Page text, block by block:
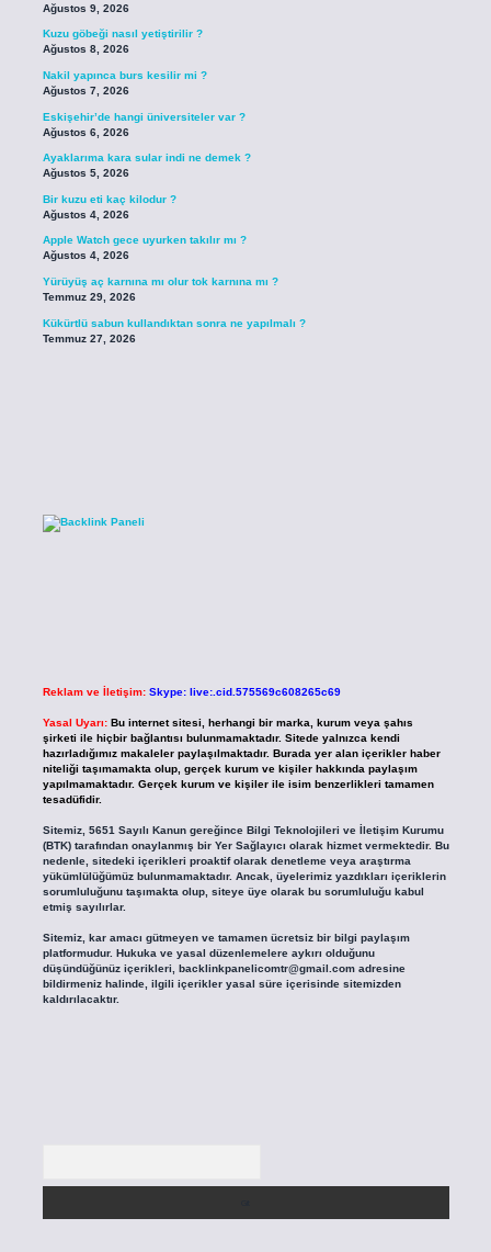
Ağustos 9, 2026
Kuzu göbeği nasıl yetiştirilir ?
Ağustos 8, 2026
Nakil yapınca burs kesilir mi ?
Ağustos 7, 2026
Eskişehir’de hangi üniversiteler var ?
Ağustos 6, 2026
Ayaklarıma kara sular indi ne demek ?
Ağustos 5, 2026
Bir kuzu eti kaç kilodur ?
Ağustos 4, 2026
Apple Watch gece uyurken takılır mı ?
Ağustos 4, 2026
Yürüyüş aç karnına mı olur tok karnına mı ?
Temmuz 29, 2026
Kükürtlü sabun kullandıktan sonra ne yapılmalı ?
Temmuz 27, 2026
Reklam ve İletişim: Skype: live:.cid.575569c608265c69
Yasal Uyarı: Bu internet sitesi, herhangi bir marka, kurum veya şahıs
şirketi ile hiçbir bağlantısı bulunmamaktadır. Sitede yalnızca kendi
hazırladığımız makaleler paylaşılmaktadır. Burada yer alan içerikler haber
niteliği taşımamakta olup, gerçek kurum ve kişiler hakkında paylaşım
yapılmamaktadır. Gerçek kurum ve kişiler ile isim benzerlikleri tamamen
tesadüfidir.
Sitemiz, 5651 Sayılı Kanun gereğince Bilgi Teknolojileri ve İletişim Kurumu
(BTK) tarafından onaylanmış bir Yer Sağlayıcı olarak hizmet vermektedir. Bu
nedenle, sitedeki içerikleri proaktif olarak denetleme veya araştırma
yükümlülüğümüz bulunmamaktadır. Ancak, üyelerimiz yazdıkları içeriklerin
sorumluluğunu taşımakta olup, siteye üye olarak bu sorumluluğu kabul
etmiş sayılırlar.
Sitemiz, kar amacı gütmeyen ve tamamen ücretsiz bir bilgi paylaşım
platformudur. Hukuka ve yasal düzenlemelere aykırı olduğunu
düşündüğünüz içerikleri, backlinkpanelicomtr@gmail.comadresine
bildirmeniz halinde, ilgili içerikler yasal süre içerisinde sitemizden
kaldırılacaktır.